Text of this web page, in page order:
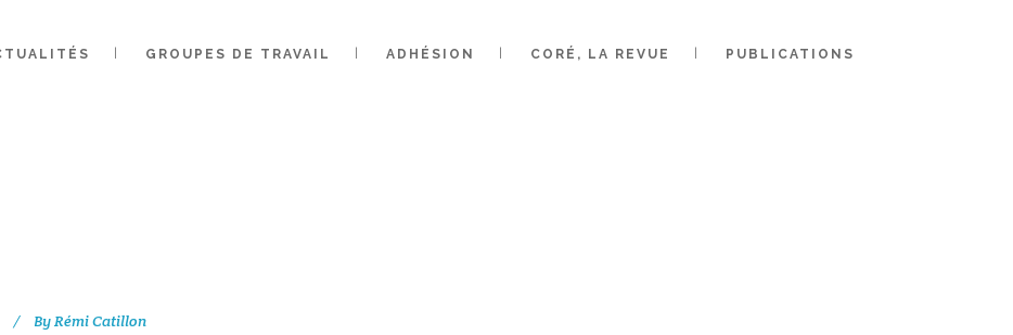
GROUPES DE TRAVAIL ADHÉSION CORÉ, LA REVUE PUBLICATIONS
GÉNÉRALE
ByRémi Catillon